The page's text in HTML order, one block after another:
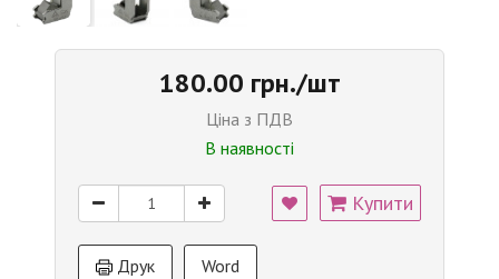
180.00 грн./шт
Ціна з ПДВ
В наявності
Купити
Друк Word